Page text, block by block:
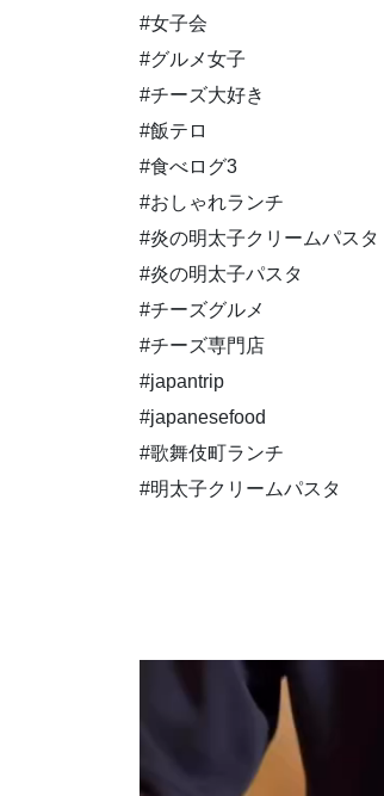
#女子会
#グルメ女子
#チーズ大好き
#飯テロ
#食べログ3
#おしゃれランチ
#炎の明太子クリームパスタ
#炎の明太子パスタ
#チーズグルメ
#チーズ専門店
#japantrip
#japanesefood
#歌舞伎町ランチ
#明太子クリームパスタ